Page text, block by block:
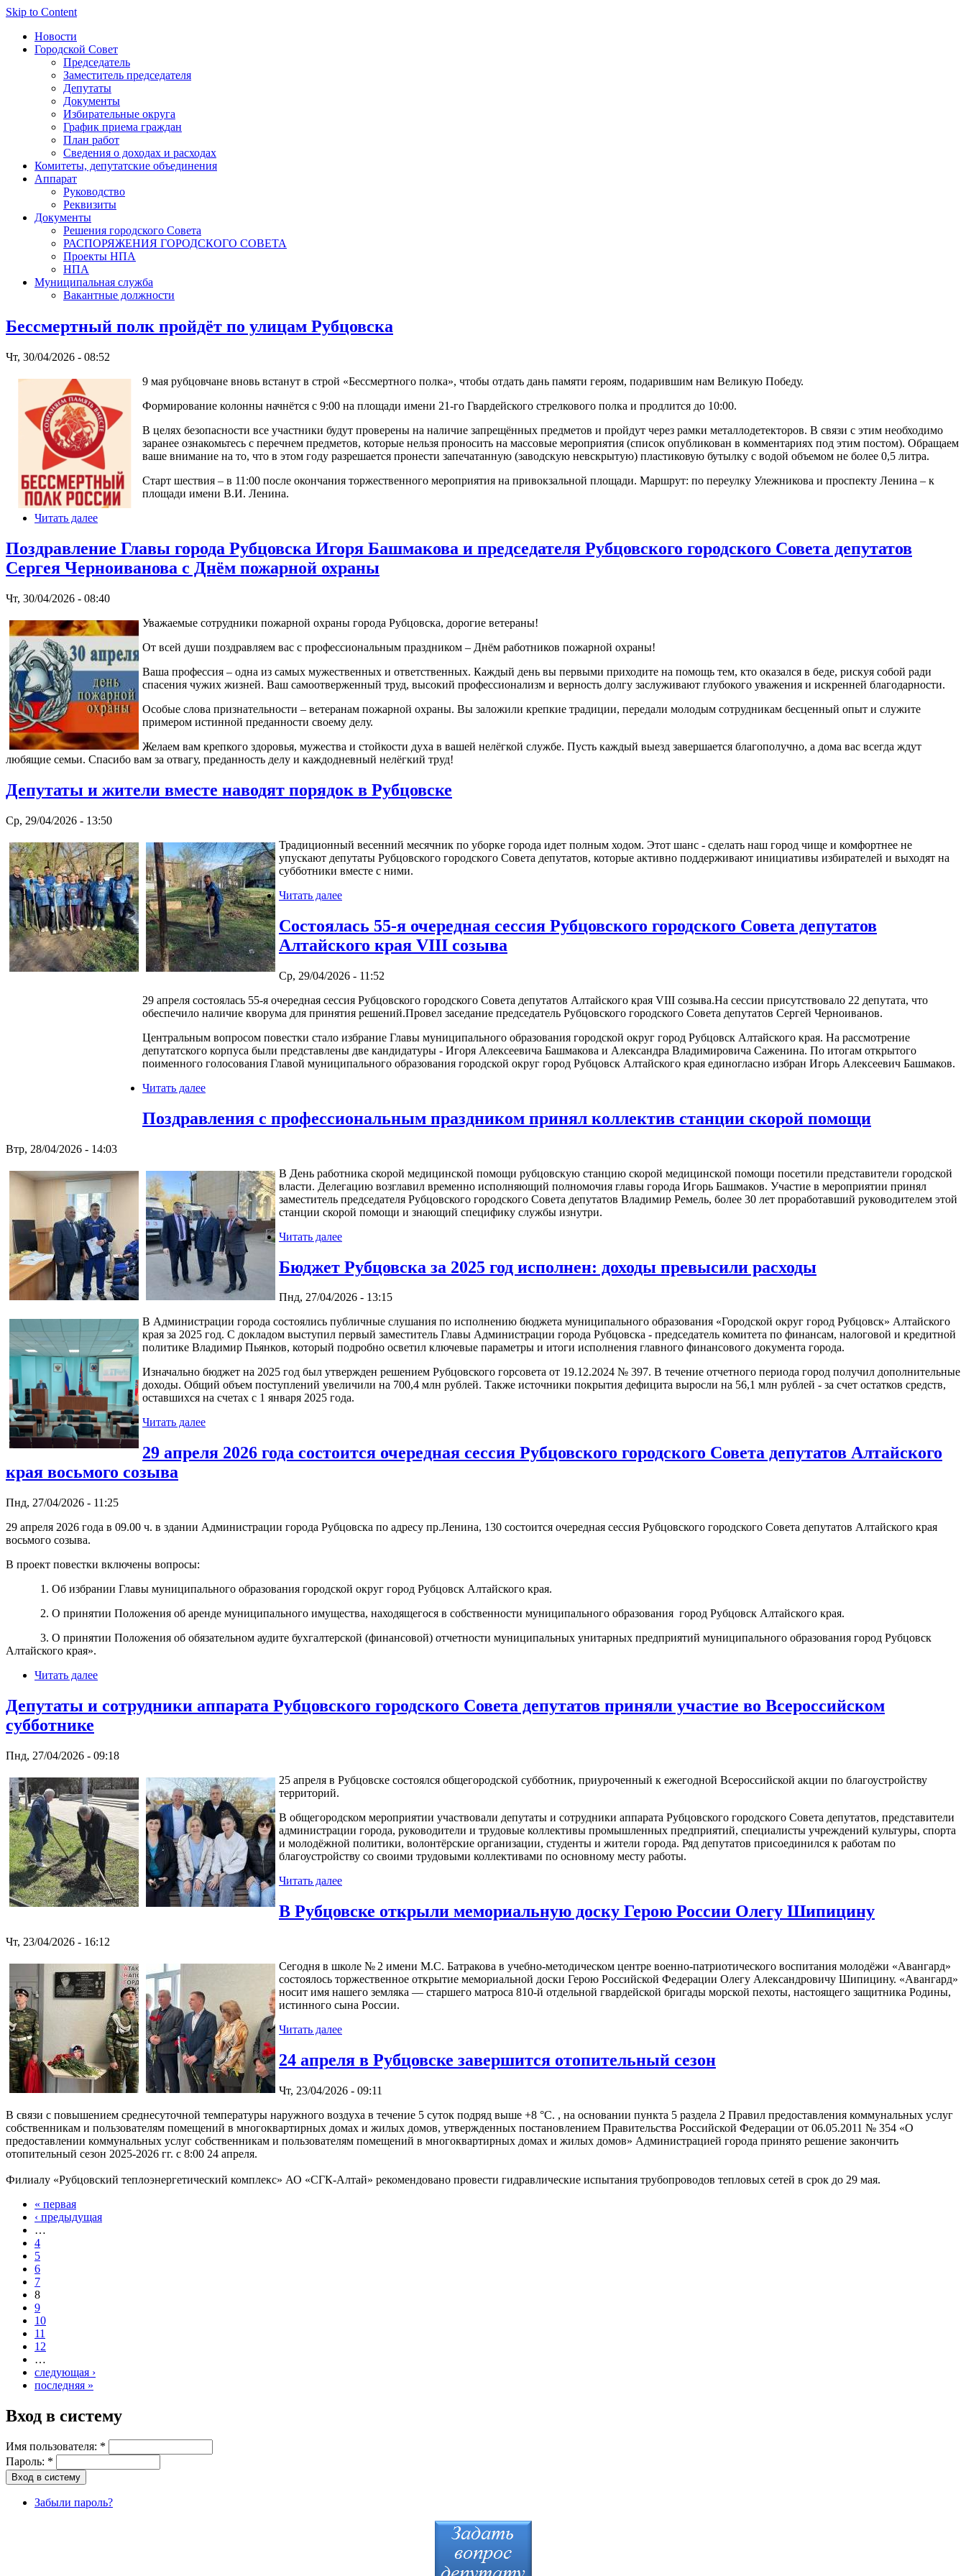
Skip to Content
Новости
Городской Совет
Председатель
Заместитель председателя
Депутаты
Документы
Избирательные округа
График приема граждан
План работ
Сведения о доходах и расходах
Комитеты, депутатские объединения
Аппарат
Руководство
Реквизиты
Документы
Решения городского Совета
РАСПОРЯЖЕНИЯ ГОРОДСКОГО СОВЕТА
Проекты НПА
НПА
Муниципальная служба
Вакантные должности
Бессмертный полк пройдёт по улицам Рубцовска
Чт, 30/04/2026 - 08:52
9 мая рубцовчане вновь встанут в строй «Бессмертного полка», чтобы отдать дань памяти героям, подарившим нам Великую Победу.
Формирование колонны начнётся с 9:00 на площади имени 21-го Гвардейского стрелкового полка и продлится до 10:00.
В целях безопасности все участники будут проверены на наличие запрещённых предметов и пройдут через рамки металлодетекторов. В связи с этим необходимо
заранее ознакомьтесь с перечнем предметов, которые нельзя проносить на массовые мероприятия (список опубликован в комментариях под этим постом). Обращаем
ваше внимание на то, что в этом году разрешается пронести запечатанную (заводскую невскрытую) пластиковую бутылку с водой объемом не более 0,5 литра.
Старт шествия – в 11:00 после окончания торжественного мероприятия на привокзальной площади. Маршрут: по переулку Улежникова и проспекту Ленина – к
площади имени В.И. Ленина.
Читать далее
Поздравление Главы города Рубцовска Игоря Башмакова и председателя Рубцовского городского Совета депутатов
Сергея Черноиванова с Днём пожарной охраны
Чт, 30/04/2026 - 08:40
Уважаемые сотрудники пожарной охраны города Рубцовска, дорогие ветераны!
От всей души поздравляем вас с профессиональным праздником – Днём работников пожарной охраны!
Ваша профессия – одна из самых мужественных и ответственных. Каждый день вы первыми приходите на помощь тем, кто оказался в беде, рискуя собой ради
спасения чужих жизней. Ваш самоотверженный труд, высокий профессионализм и верность долгу заслуживают глубокого уважения и искренней благодарности.
Особые слова признательности – ветеранам пожарной охраны. Вы заложили крепкие традиции, передали молодым сотрудникам бесценный опыт и служите
примером истинной преданности своему делу.
Желаем вам крепкого здоровья, мужества и стойкости духа в вашей нелёгкой службе. Пусть каждый выезд завершается благополучно, а дома вас всегда ждут
любящие семьи. Спасибо вам за отвагу, преданность делу и каждодневный нелёгкий труд!
Депутаты и жители вместе наводят порядок в Рубцовске
Ср, 29/04/2026 - 13:50
Традиционный весенний месячник по уборке города идет полным ходом. Этот шанс - сделать наш город чище и комфортнее не
упускают депутаты Рубцовского городского Совета депутатов, которые активно поддерживают инициативы избирателей и выходят на
субботники вместе с ними.
Читать далее
Состоялась 55-я очередная сессия Рубцовского городского Совета депутатов
Алтайского края VIII созыва
Ср, 29/04/2026 - 11:52
29 апреля состоялась 55-я очередная сессия Рубцовского городского Совета депутатов Алтайского края VIII созыва.На сессии присутствовало 22 депутата, что
обеспечило наличие кворума для принятия решений.Провел заседание председатель Рубцовского городского Совета депутатов Сергей Черноиванов.
Центральным вопросом повестки стало избрание Главы муниципального образования городской округ город Рубцовск Алтайского края. На рассмотрение
депутатского корпуса были представлены две кандидатуры - Игоря Алексеевича Башмакова и Александра Владимировича Саженина. По итогам открытого
поименного голосования Главой муниципального образования городской округ город Рубцовск Алтайского края единогласно избран Игорь Алексеевич Башмаков.
Читать далее
Поздравления с профессиональным праздником принял коллектив станции скорой помощи
Втр, 28/04/2026 - 14:03
В День работника скорой медицинской помощи рубцовскую станцию скорой медицинской помощи посетили представители городской
власти. Делегацию возглавил временно исполняющий полномочия главы города Игорь Башмаков. Участие в мероприятии принял
заместитель председателя Рубцовского городского Совета депутатов Владимир Ремель, более 30 лет проработавший руководителем этой
станции скорой помощи и знающий специфику службы изнутри.
Читать далее
Бюджет Рубцовска за 2025 год исполнен: доходы превысили расходы
Пнд, 27/04/2026 - 13:15
В Администрации города состоялись публичные слушания по исполнению бюджета муниципального образования «Городской округ город Рубцовск» Алтайского
края за 2025 год. С докладом выступил первый заместитель Главы Администрации города Рубцовска - председатель комитета по финансам, налоговой и кредитной
политике Владимир Пьянков, который подробно осветил ключевые параметры и итоги исполнения главного финансового документа города.
Изначально бюджет на 2025 год был утвержден решением Рубцовского горсовета от 19.12.2024 № 397. В течение отчетного периода город получил дополнительные
доходы. Общий объем поступлений увеличили на 700,4 млн рублей. Также источники покрытия дефицита выросли на 56,1 млн рублей - за счет остатков средств,
оставшихся на счетах с 1 января 2025 года.
Читать далее
29 апреля 2026 года состоится очередная сессия Рубцовского городского Совета депутатов Алтайского
края восьмого созыва
Пнд, 27/04/2026 - 11:25
29 апреля 2026 года в 09.00 ч. в здании Администрации города Рубцовска по адресу пр.Ленина, 130 состоится очередная сессия Рубцовского городского Совета депутатов Алтайского края
восьмого созыва.
В проект повестки включены вопросы:
1. Об избрании Главы муниципального образования городской округ город Рубцовск Алтайского края.
2. О принятии Положения об аренде муниципального имущества, находящегося в собственности муниципального образования город Рубцовск Алтайского края.
3. О принятии Положения об обязательном аудите бухгалтерской (финансовой) отчетности муниципальных унитарных предприятий муниципального образования город Рубцовск
Алтайского края».
Читать далее
Депутаты и сотрудники аппарата Рубцовского городского Совета депутатов приняли участие во Всероссийском
субботнике
Пнд, 27/04/2026 - 09:18
25 апреля в Рубцовске состоялся общегородской субботник, приуроченный к ежегодной Всероссийской акции по благоустройству
территорий.
В общегородском мероприятии участвовали депутаты и сотрудники аппарата Рубцовского городского Совета депутатов, представители
администрации города, руководители и трудовые коллективы промышленных предприятий, специалисты учреждений культуры, спорта
и молодёжной политики, волонтёрские организации, студенты и жители города. Ряд депутатов присоединился к работам по
благоустройству со своими трудовыми коллективами по основному месту работы.
Читать далее
В Рубцовске открыли мемориальную доску Герою России Олегу Шипицину
Чт, 23/04/2026 - 16:12
Сегодня в школе № 2 имени М.С. Батракова в учебно-методическом центре военно-патриотического воспитания молодёжи «Авангард»
состоялось торжественное открытие мемориальной доски Герою Российской Федерации Олегу Александровичу Шипицину. «Авангард»
носит имя нашего земляка — старшего матроса 810-й отдельной гвардейской бригады морской пехоты, настоящего защитника Родины,
истинного сына России.
Читать далее
24 апреля в Рубцовске завершится отопительный сезон
Чт, 23/04/2026 - 09:11
В связи с повышением среднесуточной температуры наружного воздуха в течение 5 суток подряд выше +8 °C. , на основании пункта 5 раздела 2 Правил предоставления коммунальных услуг
собственникам и пользователям помещений в многоквартирных домах и жилых домов, утвержденных постановлением Правительства Российской Федерации от 06.05.2011 № 354 «О
предоставлении коммунальных услуг собственникам и пользователям помещений в многоквартирных домах и жилых домов» Администрацией города принято решение закончить
отопительный сезон 2025-2026 гг. с 8:00 24 апреля.
Филиалу «Рубцовский теплоэнергетический комплекс» АО «СГК-Алтай» рекомендовано провести гидравлические испытания трубопроводов тепловых сетей в срок до 29 мая.
« первая
‹ предыдущая
…
4
5
6
7
8
9
10
11
12
…
следующая ›
последняя »
Вход в систему
Имя пользователя: *
Пароль: *
Забыли пароль?